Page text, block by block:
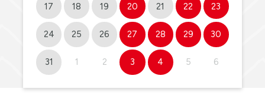
17 18 19 20 21 22 23
24 25 26 27 28 29 30
31 1 2 3 4 5 6